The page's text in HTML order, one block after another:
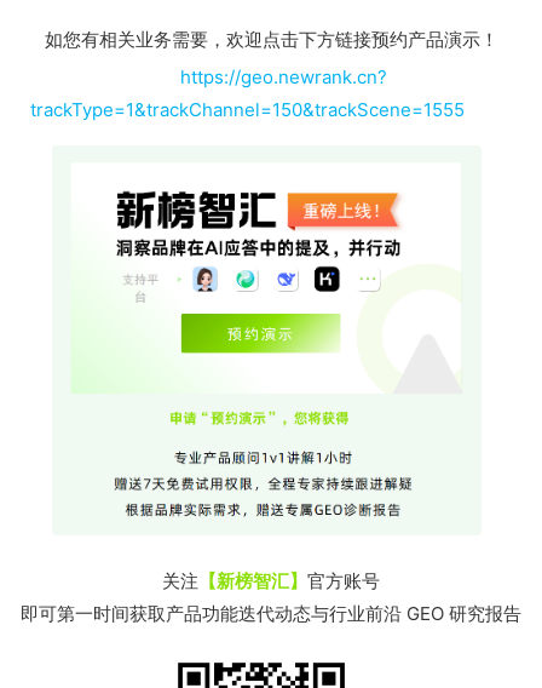
如您有相关业务需要，欢迎点击下方链接预约产品演示！
https://geo.newrank.cn?
trackType=1&trackChannel=150&trackScene=1555
关注 【新榜智汇】 官方账号
即可第一时间获取产品功能迭代动态与行业前沿 GEO 研究报告